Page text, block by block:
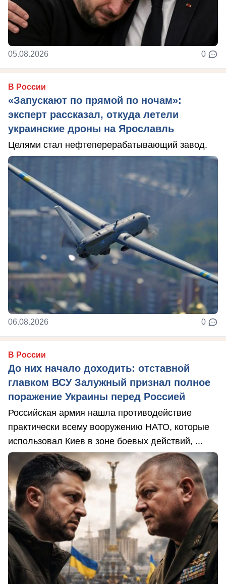
05.08.2026 0
В России
«Запускают по прямой по ночам»:
эксперт рассказал, откуда летели
украинские дроны на Ярославль
Целями стал нефтеперерабатывающий завод.
06.08.2026 0
В России
До них начало доходить: отставной
главком ВСУ Залужный признал полное
поражение Украины перед Россией
Российская армия нашла противодействие
практически всему вооружению НАТО, которые
использовал Киев в зоне боевых действий, ...